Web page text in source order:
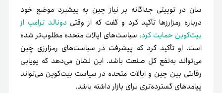
سان در توییتی جداگانه بر نیاز چین به پیشبرد موضع خود
درباره رمزارزها تأکید کرد و گفت که از وقتی دونالد ترامپ از
بیت‌کوین حمایت کرد، سیاست‌های ایالات متحده مطلوب‌تر شده
است. او تأکید کرد که پیشرفت در سیاست‌های رمزارزی چین
می‌تواند به‌نفع کل صنعت باشد. این نشان می‌دهد که پویایی
رقابتی بین چین و ایالات متحده در سیاست بیت‌کوین می‌تواند
پیامدهای گسترده‌تری برای بازار داشته باشد.